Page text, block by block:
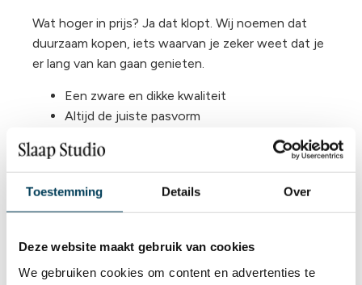
Toestemming Details Over
Deze website maakt gebruik van cookies
We gebruiken cookies om content en advertenties te
Wat hoger in prijs? Ja dat klopt. Wij noemen dat
duurzaam kopen, iets waarvan je zeker weet dat je
er lang van kan gaan genieten.
Een zware en dikke kwaliteit
Altijd de juiste pasvorm
Zeerlange
levensduur tot wel 8 jaar
De beste prijs voor de mooiste kwaliteit
Sterke rondom elastische band
Duurzaam
Voelt zacht en aangenaam